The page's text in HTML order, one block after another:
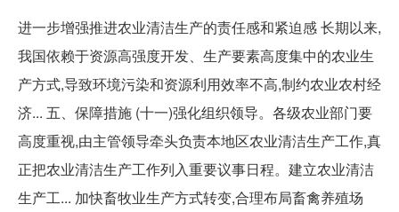
进一步增强推进农业清洁生产的责任感和紧迫感 长期以来,
我国依赖于资源高强度开发、生产要素高度集中的农业生
产方式,导致环境污染和资源利用效率不高,制约农业农村经
济... 五、保障措施 (十一)强化组织领导。各级农业部门要
高度重视,由主管领导牵头负责本地区农业清洁生产工作,真
正把农业清洁生产工作列入重要议事日程。建立农业清洁
生产工... 加快畜牧业生产方式转变,合理布局畜禽养殖场